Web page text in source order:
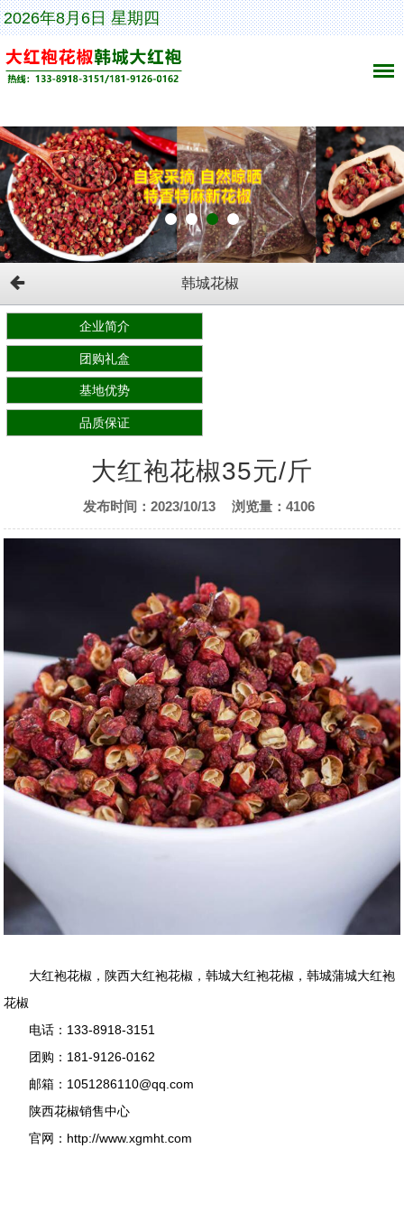
2026年8月6日 星期四
韩城花椒
企业简介
团购礼盒
基地优势
品质保证
大红袍花椒35元/斤
发布时间：2023/10/13 浏览量：4106
大红袍花椒 ， 陕西大红袍花椒 ，韩城大红袍花椒 ，韩城蒲城大红袍
花椒
电话： 133-8918-3151
团购：181-9126-0162
邮箱：1051286110@qq.com
陕西花椒销售中心
官网： http://www.xgmht.com